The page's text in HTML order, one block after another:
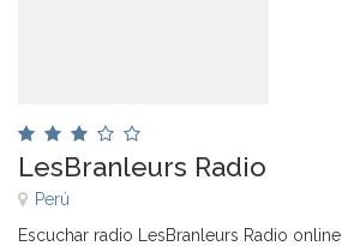
LesBranleurs Radio
Perú
Escuchar radio LesBranleurs Radio online